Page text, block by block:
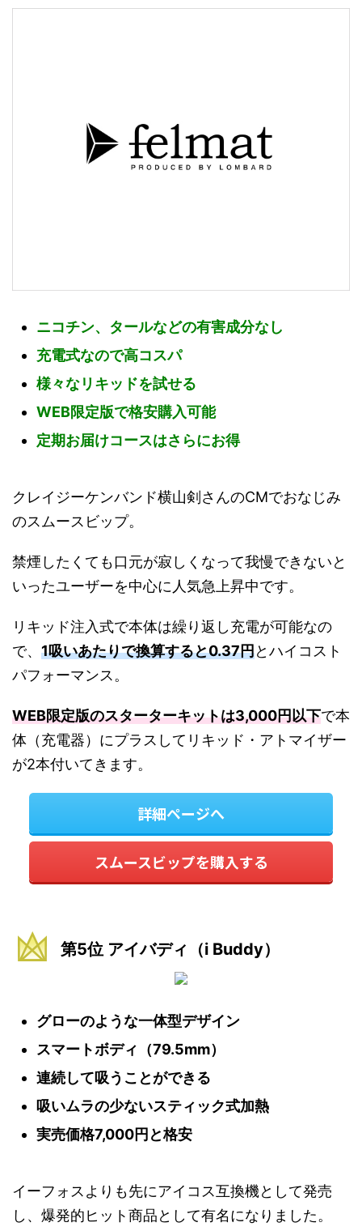
ニコチン、タールなどの有害成分なし
充電式なので高コスパ
様々なリキッドを試せる
WEB限定版で格安購入可能
定期お届けコースはさらにお得
クレイジーケンバンド横山剣さんのCMでおなじみ
のスムースビップ。
禁煙したくても口元が寂しくなって我慢できないと
いったユーザーを中心に人気急上昇中です。
リキッド注入式で本体は繰り返し充電が可能なの
で、 1吸いあたりで換算すると0.37円とハイコスト
パフォーマンス。
WEB限定版のスターターキットは3,000円以下で本
体（充電器）にプラスしてリキッド・アトマイザー
が2本付いてきます。
詳細ページへ
スムースビップを購入する
第5位 アイバディ（i Buddy）
グローのような一体型デザイン
スマートボディ（79.5mm）
連続して吸うことができる
吸いムラの少ないスティック式加熱
実売価格7,000円と格安
イーフォスよりも先にアイコス互換機として発売
し、爆発的ヒット商品として有名になりました。